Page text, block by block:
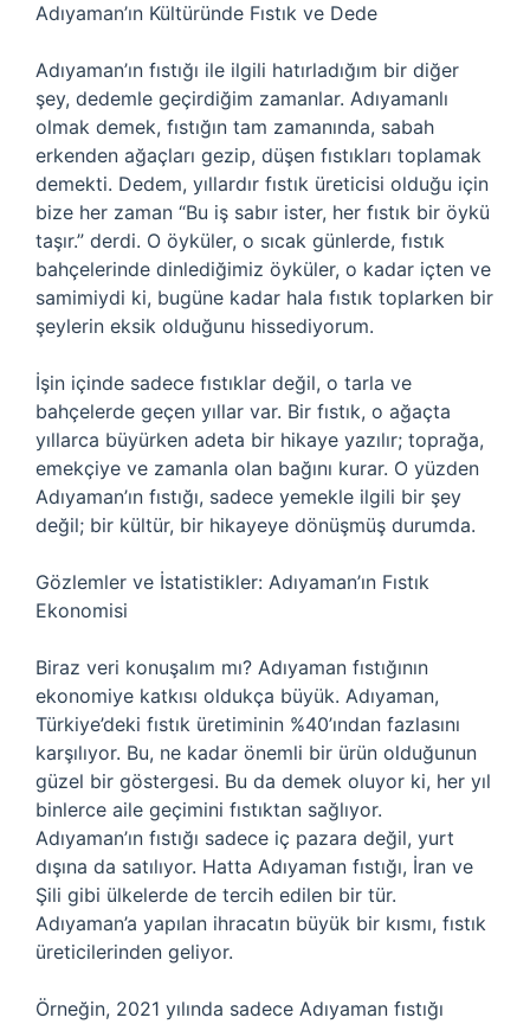
Adıyaman’ın Kültüründe Fıstık ve Dede
Adıyaman’ın fıstığı ile ilgili hatırladığım bir diğer
şey, dedemle geçirdiğim zamanlar. Adıyamanlı
olmak demek, fıstığın tam zamanında, sabah
erkenden ağaçları gezip, düşen fıstıkları toplamak
demekti. Dedem, yıllardır fıstık üreticisi olduğu için
bize her zaman “Bu iş sabır ister, her fıstık bir öykü
taşır.” derdi. O öyküler, o sıcak günlerde, fıstık
bahçelerinde dinlediğimiz öyküler, o kadar içten ve
samimiydi ki, bugüne kadar hala fıstık toplarken bir
şeylerin eksik olduğunu hissediyorum.
İşin içinde sadece fıstıklar değil, o tarla ve
bahçelerde geçen yıllar var. Bir fıstık, o ağaçta
yıllarca büyürken adeta bir hikaye yazılır; toprağa,
emekçiye ve zamanla olan bağını kurar. O yüzden
Adıyaman’ın fıstığı, sadece yemekle ilgili bir şey
değil; bir kültür, bir hikayeye dönüşmüş durumda.
Gözlemler ve İstatistikler: Adıyaman’ın Fıstık
Ekonomisi
Biraz veri konuşalım mı? Adıyaman fıstığının
ekonomiye katkısı oldukça büyük. Adıyaman,
Türkiye’deki fıstık üretiminin %40’ından fazlasını
karşılıyor. Bu, ne kadar önemli bir ürün olduğunun
güzel bir göstergesi. Bu da demek oluyor ki, her yıl
binlerce aile geçimini fıstıktan sağlıyor.
Adıyaman’ın fıstığı sadece iç pazara değil, yurt
dışına da satılıyor. Hatta Adıyaman fıstığı, İran ve
Şili gibi ülkelerde de tercih edilen bir tür.
Adıyaman’a yapılan ihracatın büyük bir kısmı, fıstık
üreticilerinden geliyor.
Örneğin, 2021 yılında sadece Adıyaman fıstığı